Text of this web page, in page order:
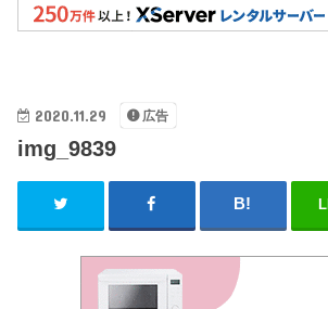
2020.11.29 広告
img_9839